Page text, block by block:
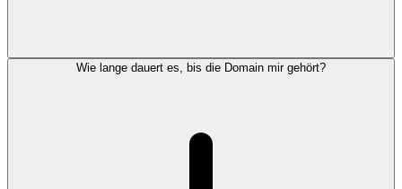
Wie lange dauert es, bis die Domain mir gehört?